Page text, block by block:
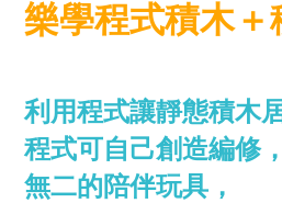
樂學程式積木＋
利用程式讓靜態積木
程式可自己創造編修
無二的陪伴玩具，